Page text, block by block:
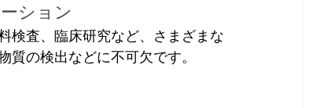
ション
検査、臨床研究など、さまざまな
質の検出などに不可欠です。